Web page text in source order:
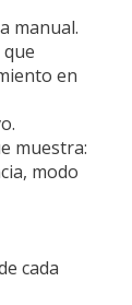
manual.
en
muestra:
modo
cada